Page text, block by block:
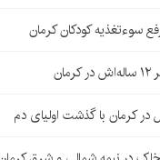
سوءتغذیه کودکان کرمان
کرمان با گذشت اولیای دم